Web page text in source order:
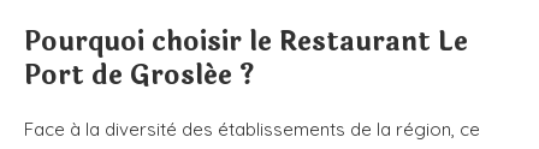
Pourquoi choisir le Restaurant Le
Port de Groslée ?
Face à la diversité des établissements de la région, ce